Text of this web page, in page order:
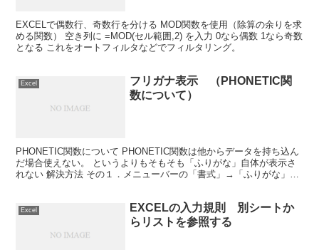
EXCELで偶数行、奇数行を分ける MOD関数を使用（除算の余りを求
める関数） 空き列に =MOD(セル範囲,2) を入力 0なら偶数 1なら奇数
となる これをオートフィルタなどでフィルタリング。
Excel
フリガナ表示 （PHONETIC関
数について）
PHONETIC関数について PHONETIC関数は他からデータを持ち込ん
だ場合使えない。 というよりもそもそも「ふりがな」自体が表示さ
れない 解決方法 その１．メニューバーの「書式」→「ふりがな」
Excel
EXCELの入力規則 別シートか
らリストを参照する